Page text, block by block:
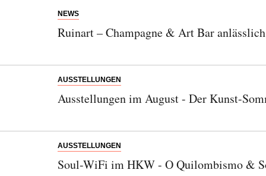
NEWS
Ruinart – Champagne & Art Bar
AUSSTELLUNGEN
Ausstellungen im August - Der Kunst-
AUSSTELLUNGEN
Soul-WiFi im HKW - O Quilombismo &